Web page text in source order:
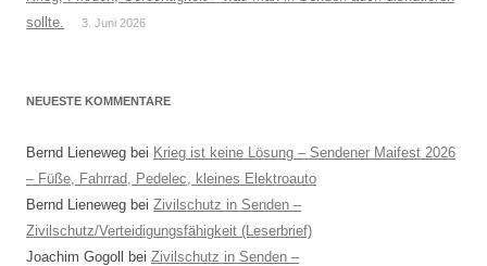
sollte.
3. Juni 2026
NEUESTE KOMMENTARE
Bernd Lieneweg bei Krieg ist keine Lösung – Sendener Maifest 2026
– Füße, Fahrrad, Pedelec, kleines Elektroauto
Bernd Lieneweg bei Zivilschutz in Senden –
Zivilschutz/Verteidigungsfähigkeit (Leserbrief)
Joachim Gogoll
bei Zivilschutz in Senden –